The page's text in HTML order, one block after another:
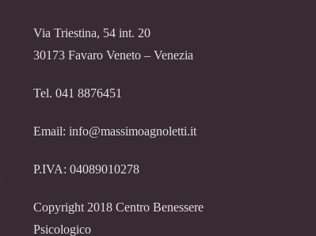
Via Triestina, 54 int. 20
30173 Favaro Veneto – Venezia
Tel. 041 8876451
Email: info@massimoagnoletti.it
P.IVA: 04089010278
Copyright 2018 Centro Benessere
Psicologico